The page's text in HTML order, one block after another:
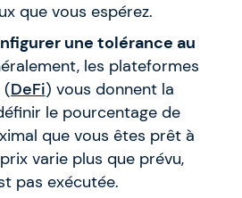
que vous espérez.
une tolérance au
les plateformes
(DeFi) vous donnent la
le pourcentage de
que vous êtes prêt à
varie plus que prévu,
pas exécutée.